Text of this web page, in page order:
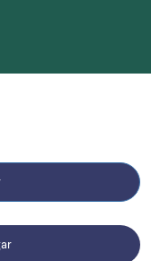
webbplats.